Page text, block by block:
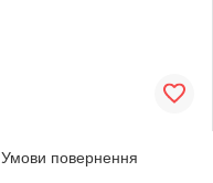
Умови повернення